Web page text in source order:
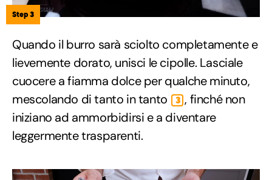
Step 3
Quando il burro sarà sciolto completamente e
lievemente dorato, unisci le cipolle. Lasciale
cuocere a fiamma dolce per qualche minuto,
mescolando di tanto in tanto
3 , finché non
iniziano ad ammorbidirsi e a diventare
leggermente trasparenti.